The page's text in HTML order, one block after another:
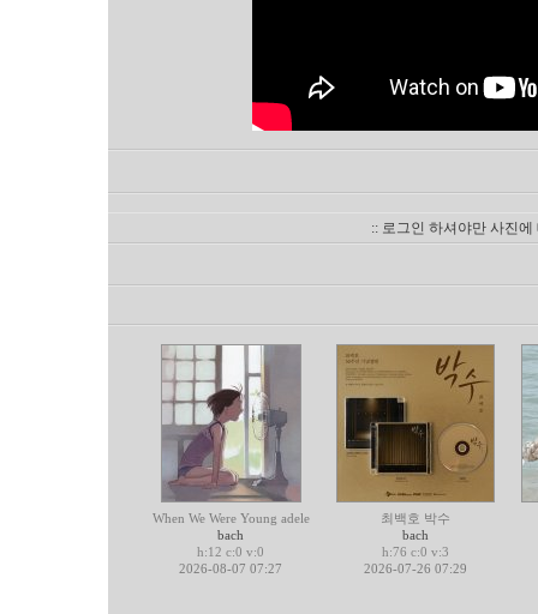
:: 로그인 하셔야만 사진
When We Were Young adele
bach
h:12 c:0 v:0
2026-08-07 07:27
최백호 박수
bach
h:76 c:0 v:3
2026-07-26 07:29